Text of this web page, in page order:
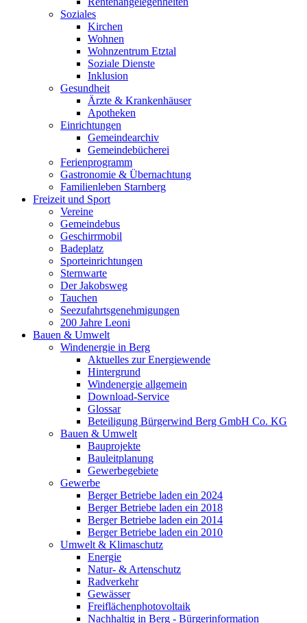
Soziales
Kirchen
Wohnen
Wohnzentrum Etztal
Soziale Dienste
Inklusion
Gesundheit
Ärzte & Krankenhäuser
Apotheken
Einrichtungen
Gemeindearchiv
Gemeindebücherei
Ferienprogramm
Gastronomie & Übernachtung
Familienleben Starnberg
Freizeit und Sport
Vereine
Gemeindebus
Geschirrmobil
Badeplatz
Sporteinrichtungen
Sternwarte
Der Jakobsweg
Tauchen
Seezufahrtsgenehmigungen
200 Jahre Leoni
Bauen & Umwelt
Windenergie in Berg
Aktuelles zur Energiewende
Hintergrund
Windenergie allgemein
Download-Service
Glossar
Beteiligung Bürgerwind Berg GmbH Co. KG
Bauen & Umwelt
Bauprojekte
Bauleitplanung
Gewerbegebiete
Gewerbe
Berger Betriebe laden ein 2024
Berger Betriebe laden ein 2018
Berger Betriebe laden ein 2014
Berger Betriebe laden ein 2010
Umwelt & Klimaschutz
Energie
Natur- & Artenschutz
Radverkehr
Gewässer
Freiflächenphotovoltaik
Nachhaltig in Berg - Bürgerinformation